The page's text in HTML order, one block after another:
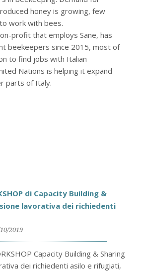
honey is growing, few
work with bees.
profit that employs Sane, has
beekeepers since 2015, most of
to find jobs with Italian
Nations is helping it expand
parts of Italy.
di Capacity Building &
lavorativa dei richiedenti
2019
Capacity Building & Sharing
dei richiedenti asilo e rifugiati,